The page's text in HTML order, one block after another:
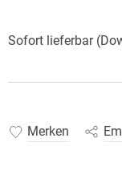
Sofort lieferbar
Merken